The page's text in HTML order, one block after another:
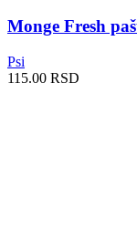
Monge Fresh
Psi
115.00 RSD